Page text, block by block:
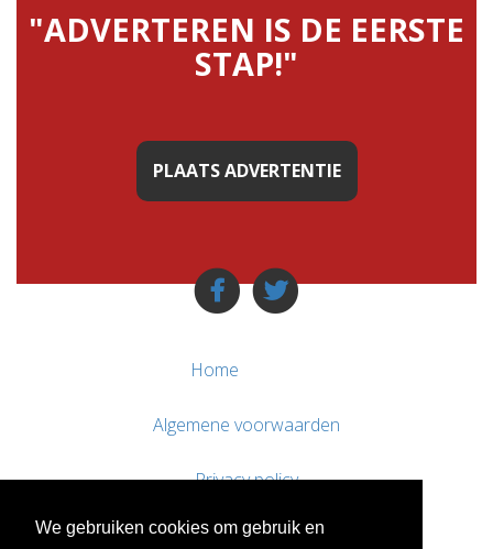
We gebruiken cookies om gebruik en
"ADVERTEREN IS DE EERSTE
STAP!"
PLAATS ADVERTENTIE
Home
Algemene voorwaarden
Privacy policy
Contact / Support